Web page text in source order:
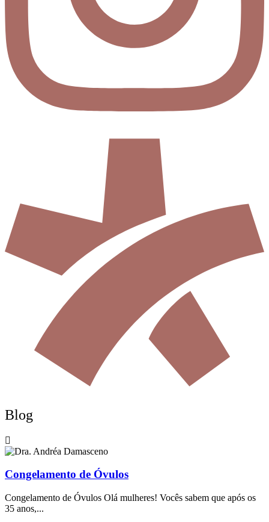
Blog
Congelamento de Óvulos
Congelamento de Óvulos Olá mulheres! Vocês sabem que após os
35 anos,...